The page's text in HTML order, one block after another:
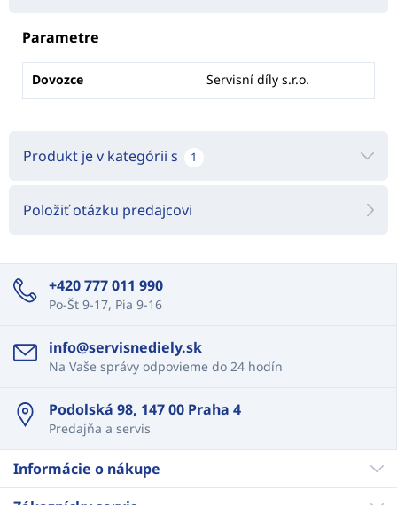
Parametre
Dovozce Servisní díly s.r.o.
Produkt je v kategórii s 1
Položiť otázku predajcovi
+420 777 011 990
Po-Št 9-17, Pia 9-16
info@servisnediely.sk
Na Vaše správy odpovieme do 24 hodín
Podolská 98, 147 00 Praha 4
Predajňa a servis
Informácie o nákupe